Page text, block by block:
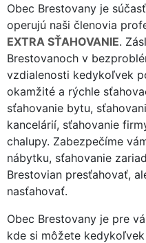
Obec Brestovany je
operujú naši členovia
EXTRA SŤAHOVANIE.
Brestovanoch v
vzdialenosti kedykoľvek
okamžité a rýchle
sťahovanie bytu,
kancelárií, sťahovanie
chalupy. Zabezpečíme
nábytku, sťahovanie
Brestovian presťahovať,
nasťahovať.
Obec Brestovany je pre
kde si môžete